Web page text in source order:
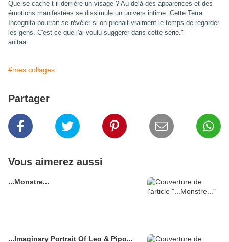
Que se cache-t-il derrière un visage ? Au delà des apparences et des
émotions manifestées se dissimule un univers intime. Cette Terra
Incognita pourrait se révéler si on prenait vraiment le temps de regarder
les gens. C'est ce que j'ai voulu suggérer dans cette série."
anitaa
#mes collages
Partager
Vous aimerez aussi
...Monstre...
...Imaginary Portrait Of Leo & Pipo...